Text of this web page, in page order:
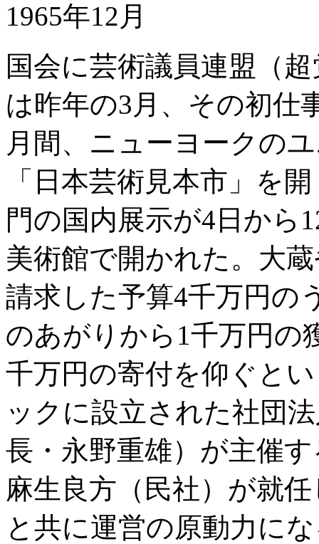
1965年12月
国会に芸術議員連盟（
は昨年の3月、その初仕
月間、ニューヨークの
「日本芸術見本市」を
門の国内展示が4日から
美術館で開かれた。大
請求した予算4千万円の
のあがりから1千万円の
千万円の寄付を仰ぐと
ックに設立された社団
長・永野重雄）が主催
麻生良方（民社）が就
と共に運営の原動力に